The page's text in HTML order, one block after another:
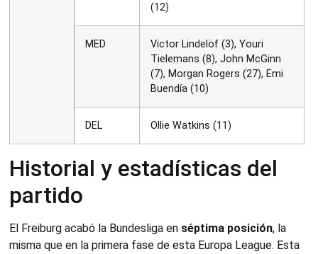
(12)
MED
Victor Lindelöf (3), Youri
Tielemans (8), John McGinn
(7), Morgan Rogers (27), Emi
Buendía (10)
DEL Ollie Watkins (11)
Historial y estadísticas del
partido
El Freiburg acabó la Bundesliga en séptima posición, la
misma que en la primera fase de esta Europa League. Esta